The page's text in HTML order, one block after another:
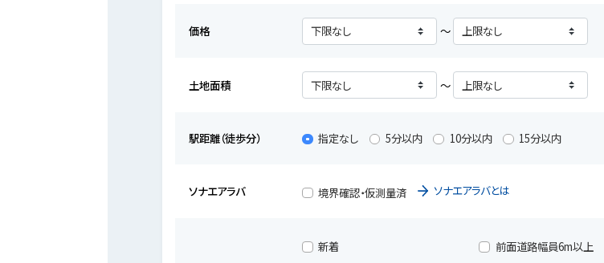
価格 ～
土地面積 ～
駅距離（徒歩分） 指定なし 5分以内 10分以内 15分以内
ソナエアラバ 境界確認・仮測量済 ソナエアラバとは
新着 前面道路幅員6m以上